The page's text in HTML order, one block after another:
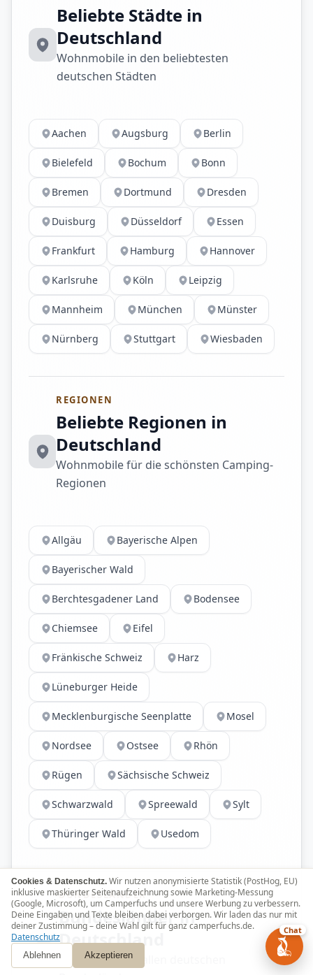
Beliebte Städte in
Deutschland
Wohnmobile in den beliebtesten
deutschen Städten
Aachen Augsburg Berlin
Bielefeld Bochum Bonn
Bremen Dortmund Dresden
Duisburg Düsseldorf Essen
Frankfurt Hamburg Hannover
Karlsruhe Köln Leipzig
Mannheim München Münster
Nürnberg Stuttgart Wiesbaden
REGIONEN
Beliebte Regionen in
Deutschland
Wohnmobile für die schönsten Camping-
Regionen
Allgäu Bayerische Alpen
Bayerischer Wald
Berchtesgadener Land Bodensee
Chiemsee Eifel
Fränkische Schweiz Harz
Lüneburger Heide
Mecklenburgische Seenplatte Mosel
Nordsee Ostsee Rhön
Rügen Sächsische Schweiz
Schwarzwald Spreewald Sylt
Thüringer Wald Usedom
BUNDESLÄNDER
Bundesländer in
Deutschland
Wohnmobile in allen deutschen
Cookies & Datenschutz. Wir nutzen anonymisierte Statistik (PostHog, EU)
inklusive maskierter Seitenaufzeichnung sowie Marketing-Messung
(Google, Microsoft), um Camperfuchs und unsere Werbung zu verbessern.
Deine Eingaben und Texte bleiben dabei verborgen. Wir laden das nur mit
deiner Zustimmung – deine Wahl gilt für ganz camperfuchs.de.
Datenschutz
Ablehnen Akzeptieren
Chat